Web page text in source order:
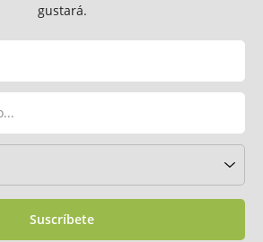
gustará.
Suscríbete